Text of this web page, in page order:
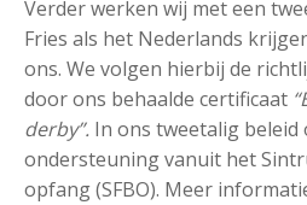
Verder werken wij met een
Fries als het Nederlands
ons. We volgen hierbij de
door ons behaalde certificaat
derby”. In ons tweetalig beleid
ondersteuning vanuit het
opfang (SFBO). Meer